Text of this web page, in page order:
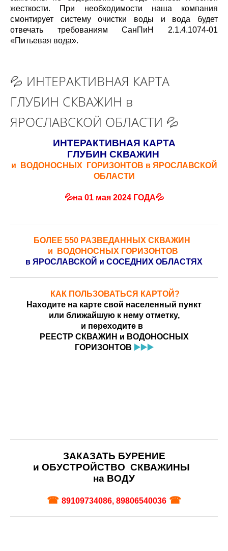
жесткости. При необходимости наша компания
смонтирует систему очистки воды и вода будет
отвечать требованиям СанПиН 2.1.4.1074-01
«Питьевая вода».
💦 ИНТЕРАКТИВНАЯ КАРТА
ГЛУБИН СКВАЖИН в
ЯРОСЛАВСКОЙ ОБЛАСТИ 💦
ИНТЕРАКТИВНАЯ КАРТА
ГЛУБИН СКВАЖИН
и ВОДОНОСНЫХ ГОРИЗОНТОВ в ЯРОСЛАВСКОЙ
ОБЛАСТИ
💦на 01 мая 2024 ГОДА💦
БОЛЕЕ 550 РАЗВЕДАННЫХ СКВАЖИН
и ВОДОНОСНЫХ ГОРИЗОНТОВ
в ЯРОСЛАВСКОЙ и СОСЕДНИХ ОБЛАСТЯХ
КАК ПОЛЬЗОВАТЬСЯ КАРТОЙ?
Находите на карте свой населенный пункт
или ближайшую к нему отметку,
и переходите в
РЕЕСТР СКВАЖИН и ВОДОНОСНЫХ
ГОРИЗОНТОВ ▶️▶️▶️
ЗАКАЗАТЬ БУРЕНИЕ
и ОБУСТРОЙСТВО СКВАЖИНЫ
на ВОДУ
☎ 89109734086, 89806540036 ☎